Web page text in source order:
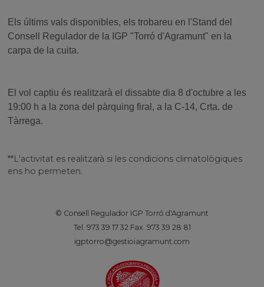
Els últims vals disponibles, els trobareu en l'Stand del
Consell Regulador de la IGP "Torró d'Agramunt" en la
carpa de la cuita.
El vol captiu és realitzarà el dissabte dia 8 d'octubre a les
19:00 h a la zona del pàrquing firal, a la C-14, Crta. de
Tàrrega.
**L'activitat es realitzarà si les condicions climatològiques
ens ho permeten.
© Consell Regulador IGP Torró d'Agramunt
Tel. 973 39 17 32 Fax. 973 39 28 81
igptorro@gestioiagramunt.com